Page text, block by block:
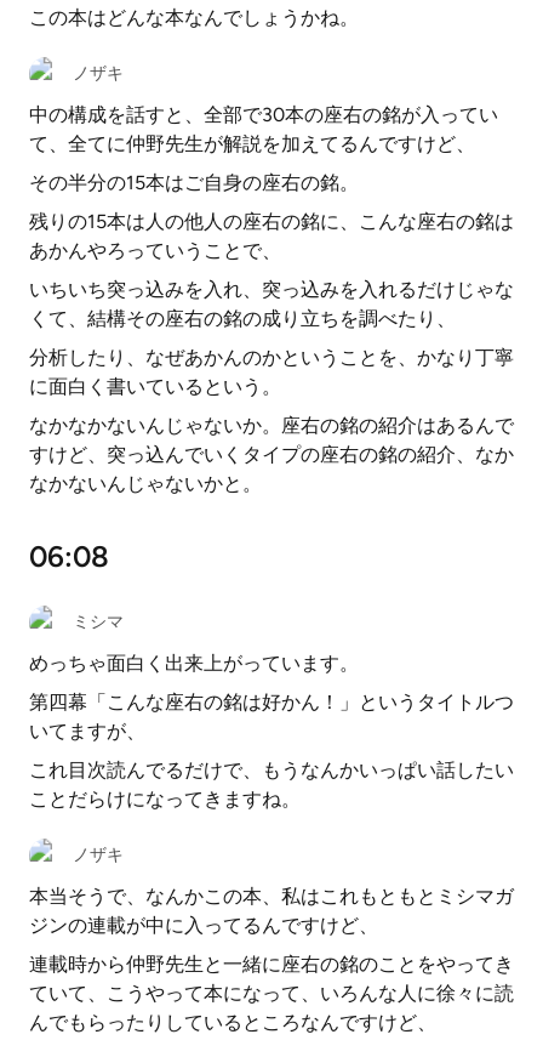
この本はどんな本なんでしょうかね。
ノザキ
中の構成を話すと、全部で30本の座右の銘が入ってい
て、全てに仲野先生が解説を加えてるんですけど、
その半分の15本はご自身の座右の銘。
残りの15本は人の他人の座右の銘に、こんな座右の銘は
あかんやろっていうことで、
いちいち突っ込みを入れ、突っ込みを入れるだけじゃな
くて、結構その座右の銘の成り立ちを調べたり、
分析したり、なぜあかんのかということを、かなり丁寧
に面白く書いているという。
なかなかないんじゃないか。座右の銘の紹介はあるんで
すけど、突っ込んでいくタイプの座右の銘の紹介、なか
なかないんじゃないかと。
06:08
ミシマ
めっちゃ面白く出来上がっています。
第四幕「こんな座右の銘は好かん！」というタイトルつ
いてますが、
これ目次読んでるだけで、もうなんかいっぱい話したい
ことだらけになってきますね。
ノザキ
本当そうで、なんかこの本、私はこれもともとミシマガ
ジンの連載が中に入ってるんですけど、
連載時から仲野先生と一緒に座右の銘のことをやってき
ていて、こうやって本になって、いろんな人に徐々に読
んでもらったりしているところなんですけど、